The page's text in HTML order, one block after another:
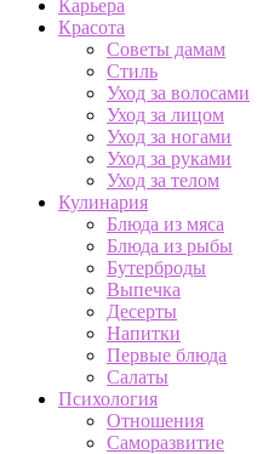
Карьера
Красота
Советы дамам
Стиль
Уход за волосами
Уход за лицом
Уход за ногами
Уход за руками
Уход за телом
Кулинария
Блюда из мяса
Блюда из рыбы
Бутерброды
Выпечка
Десерты
Напитки
Первые блюда
Салаты
Психология
Отношения
Саморазвитие